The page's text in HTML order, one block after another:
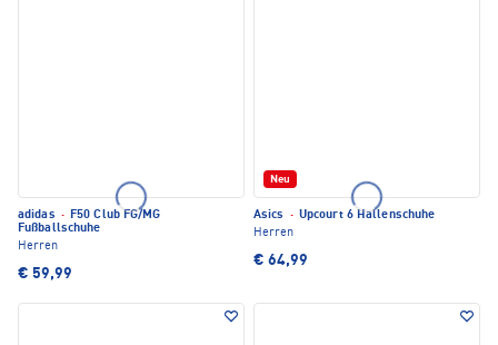
adidas · F50 Club FG/MG
Fußballschuhe
Herren
€ 59,99
Neu
Asics · Upcourt 6 Hallenschuhe
Herren
€ 64,99